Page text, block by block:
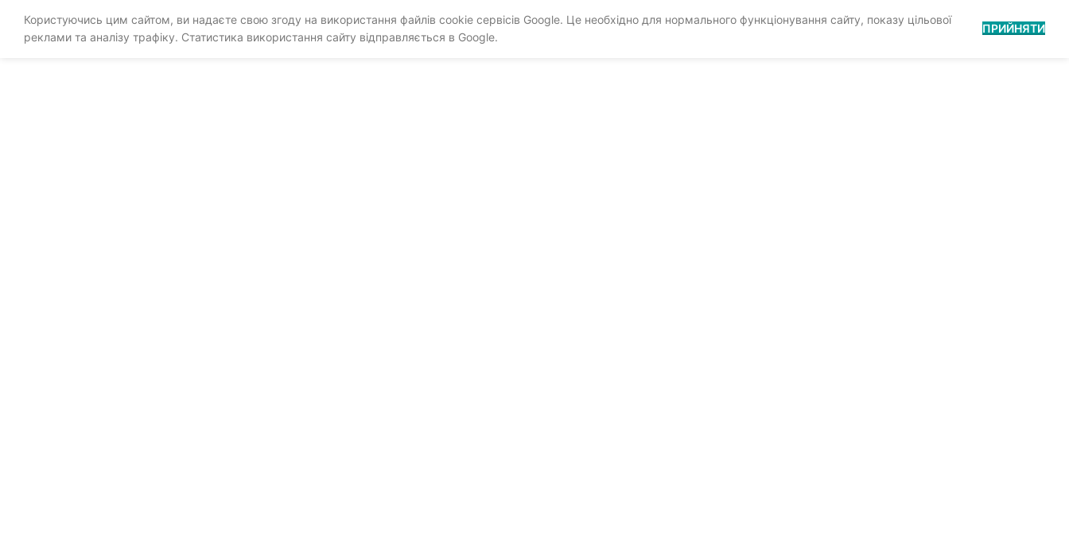
Користуючись цим сайтом, ви надаєте свою згоду на використання файлів cookie сервісів Google. Це необхідно для нормального функціонування сайту, показу цільової
реклами та аналізу трафіку. Статистика використання сайту відправляється в Google.
ПРИЙНЯТИ